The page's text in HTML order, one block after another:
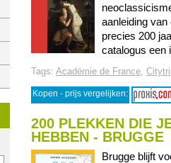
aanleiding van
precies 200
catalogus een
Tags: Académie de France,
Kopen - prijs vergelijken:
200 PLEKKEN DIE
HEBBEN - BRUGGE
Brugge blijft